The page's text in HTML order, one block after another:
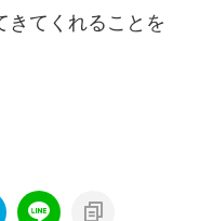
きてくれることを